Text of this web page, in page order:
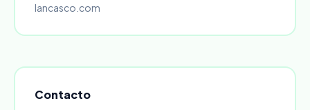
lancasco.com
Contacto